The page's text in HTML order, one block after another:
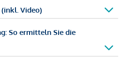
Video)
So ermitteln Sie die